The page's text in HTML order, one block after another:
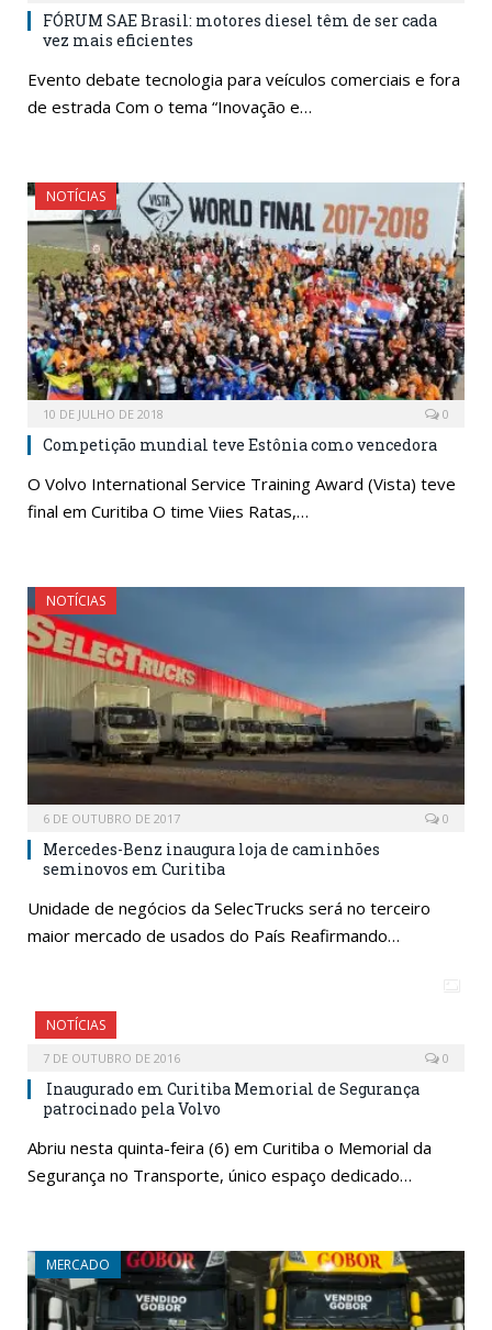
FÓRUM SAE Brasil: motores diesel têm de ser cada
vez mais eficientes
Evento debate tecnologia para veículos comerciais e fora
de estrada Com o tema “Inovação e…
NOTÍCIAS
10 DE JULHO DE 2018 0
Competição mundial teve Estônia como vencedora
O Volvo International Service Training Award (Vista) teve
final em Curitiba O time Viies Ratas,…
NOTÍCIAS
6 DE OUTUBRO DE 2017 0
Mercedes-Benz inaugura loja de caminhões
seminovos em Curitiba
Unidade de negócios da SelecTrucks será no terceiro
maior mercado de usados do País Reafirmando…
NOTÍCIAS
7 DE OUTUBRO DE 2016 0
Inaugurado em Curitiba Memorial de Segurança
patrocinado pela Volvo
Abriu nesta quinta-feira (6) em Curitiba o Memorial da
Segurança no Transporte, único espaço dedicado…
MERCADO